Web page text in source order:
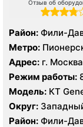
Отзыв об
Район: Фили-
Метро:
парк
Адрес: г.
Режим работы:
Модель: КТ
Округ:
Район: Фили-